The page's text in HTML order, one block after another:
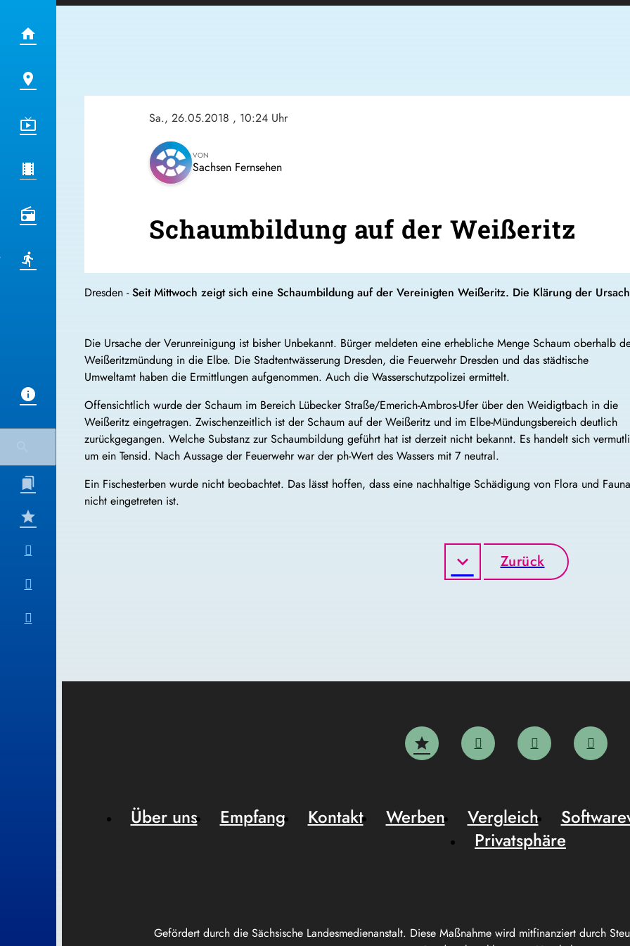
Sa., 26.05.2018 , 10:24 Uhr
VON
Sachsen Fernsehen
Schaumbildung auf der Weißeritz
Dresden -Seit Mittwoch zeigt sich eine Schaumbildung auf der Vereinigten Weißeritz. Die Klärung der
Die Ursache der Verunreinigung ist bisher Unbekannt. Bürger meldeten eine erhebliche Menge Schaum oberhalb
Weißeritzmündung in die Elbe. Die Stadtentwässerung Dresden, die Feuerwehr Dresden und das städtische
Umweltamt haben die Ermittlungen aufgenommen. Auch die Wasserschutzpolizei ermittelt.
Offensichtlich wurde der Schaum im Bereich Lübecker Straße/Emerich-Ambros-Ufer über den Weidigtbach in die
Weißeritz eingetragen. Zwischenzeitlich ist der Schaum auf der Weißeritz und im Elbe-Mündungsbereich deutlich
zurückgegangen. Welche Substanz zur Schaumbildung geführt hat ist derzeit nicht bekannt. Es handelt sich
um ein Tensid. Nach Aussage der Feuerwehr war der ph-Wert des Wassers mit 7 neutral.
Ein Fischesterben wurde nicht beobachtet. Das lässt hoffen, dass eine nachhaltige Schädigung von Flora und Fauna
nicht eingetreten ist.
Zurück
Gefördert durch die Sächsische Landesmedienanstalt. Diese Maßnahme wird mitfinanziert durch
Über uns Empfang Kontakt Werben Vergleich
Privatsphäre